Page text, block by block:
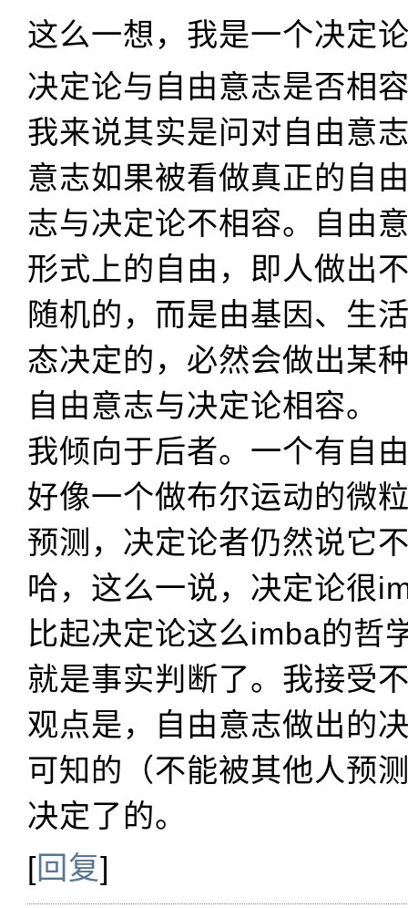
这么一想，我是一个决定
决定论与自由意志是否相
我来说其实是问对自由意
意志如果被看做真正的自
志与决定论不相容。自由
形式上的自由，即人做出
随机的，而是由基因、生
态决定的，必然会做出某
自由意志与决定论相容。
我倾向于后者。一个有自
好像一个做布尔运动的微
预测，决定论者仍然说它
哈，这么一说，决定论很
比起决定论这么imba的哲
就是事实判断了。我接受
观点是，自由意志做出的
可知的（不能被其他人预
决定了的。
[回复]